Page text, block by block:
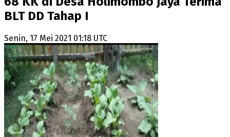
BLT DD Tahap I
Senin, 17 Mei 2021 01:18 UTC